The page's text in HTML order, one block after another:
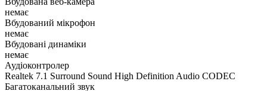
немає
Вбудований мікрофон
немає
Вбудовані динаміки
немає
Аудіоконтролер
Realtek 7.1 Surround Sound High Definition Audio CODEC
Багатоканальний звук